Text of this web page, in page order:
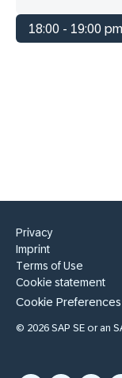
18:00 - 19:00 pm
Privacy
Imprint
Terms of Use
Cookie statement
Cookie Preferences
© 2026 SAP SE or an